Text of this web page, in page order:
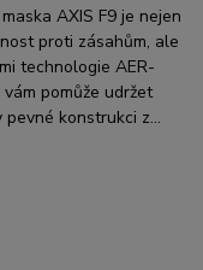
AXIS F9 je nejen
proti zásahům, ale
technologie AER-
pomůže udržet
konstrukci z...